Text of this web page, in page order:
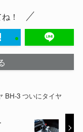
！
BH-3 ついにタイヤ